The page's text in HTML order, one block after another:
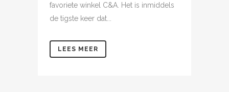
favoriete winkel C&A. Het is inmiddels
de tigste keer dat...
LEES MEER